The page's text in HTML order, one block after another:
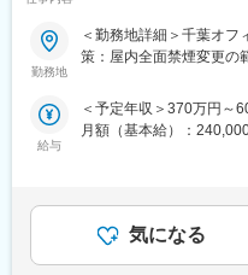
■業務内容
企業や自治体（広告主）
主に関東エリアで、全国
た大型イベント案件に関
ベント運営に携わって
クライアントが抱える課
し、企画提案からコスト
勤務地
＜勤務地詳細＞千葉オフ
策：屋内全面禁煙変更の
給与
＜予定年収＞370万円～
月額（基本給）：
選考を通じて上下する
含めた表記です。
気になる